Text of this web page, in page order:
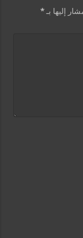
إليها بـ*